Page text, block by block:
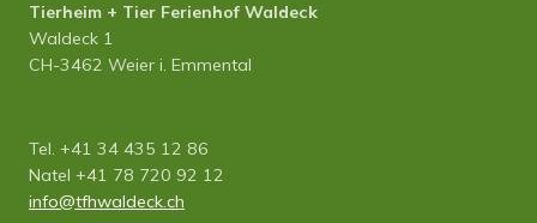
Tierheim + Tier Ferienhof Waldeck
Waldeck 1
CH-3462 Weier i. Emmental
Tel. +41 34 435 12 86
Natel +41 78 720 92 12
info
tfhwaldeck.ch